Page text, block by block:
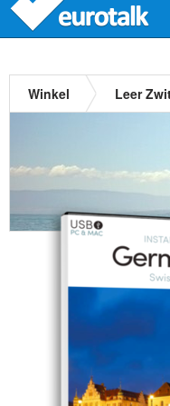
Winkel Leer